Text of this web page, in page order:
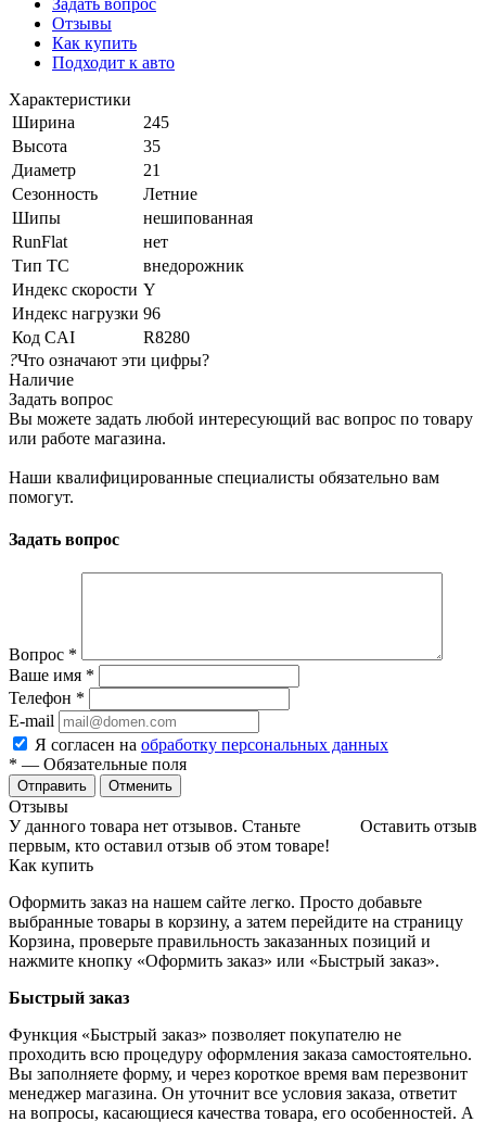
Отзывы
Как купить
Подходит к авто
Характеристики
Ширина
245
Высота
35
Диаметр
21
Сезонность
Летние
Шипы
нешипованная
RunFlat
нет
Тип ТС
внедорожник
Индекс скорости Y
Индекс нагрузки 96
Код CAI
R8280
?Что означают эти цифры?
Наличие
Задать вопрос
Вы можете задать любой интересующий вас вопрос по товару
или работе магазина.
Наши квалифицированные специалисты обязательно вам
помогут.
Задать вопрос
Вопрос *
Ваше имя *
Телефон *
E-mail
Я согласен на обработку персональных данных
* — Обязательные поля
Отменить
Отзывы
Оставить отзыв
У данного товара нет отзывов. Станьте
первым, кто оставил отзыв об этом товаре!
Как купить
Оформить заказ на нашем сайте легко. Просто добавьте
выбранные товары в корзину, а затем перейдите на страницу
Корзина, проверьте правильность заказанных позиций и
нажмите кнопку «Оформить заказ» или «Быстрый заказ».
Быстрый заказ
Функция «Быстрый заказ» позволяет покупателю не
проходить всю процедуру оформления заказа самостоятельно.
Вы заполняете форму, и через короткое время вам перезвонит
менеджер магазина. Он уточнит все условия заказа, ответит
на вопросы, касающиеся качества товара, его особенностей. А